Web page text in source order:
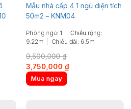
Mẫu nhà cấp 4 1 ngủ diện tích
50m2 – KNM04
Phòng ngủ: 1
Chiều rộng:
9.22m
Chiều dài: 6.5m
9,500,000₫
Original
price
was:
3,750,000 ₫Current
Mua ngay